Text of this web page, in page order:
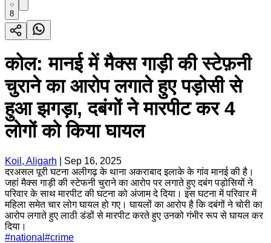
8
कोल: मानई में मैक्स गाड़ी की स्टेफ़नी
चुराने का आरोप लगाते हुए पड़ोसी से
हुआ झगड़ा, दबंगों ने मारपीट कर 4
लोगों को किया घायल
Koil, Aligarh
Sep 16, 2025
दरअसल पूरी घटना अलीगढ़ के थाना अकराबाद इलाके के गांव मानई की है।
जहां मैक्स गाड़ी की स्टेफनी चुराने का आरोप पर लगाते हुए दबंग पड़ोसियों ने
परिवार के साथ मारपीट की घटना को अंजाम दे दिया। इस घटना में परिवार में
महिला समेत चार लोग घायल हो गए। घायलों का आरोप है कि दबंगों ने चोरी का
आरोप लगाते हुए लाठी डंडों से मारपीट करते हुए उनको गंभीर रूप से घायल कर
दिया।
#national #crime